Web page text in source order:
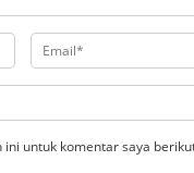
untuk komentar saya